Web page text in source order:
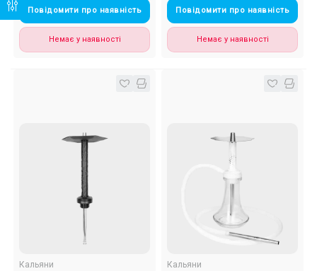
Повідомити про наявність
Немає у наявності
Повідомити про наявність
Немає у наявності
Кальяни Кальяни